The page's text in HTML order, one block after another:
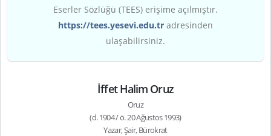
Eserler Sözlüğü (TEES) erişime açılmıştır.
https://tees.yesevi.edu.tr adresinden
ulaşabilirsiniz.
İffet Halim Oruz
Oruz
(d. 1904 / ö. 20 Ağustos 1993)
Yazar, Şair, Bürokrat